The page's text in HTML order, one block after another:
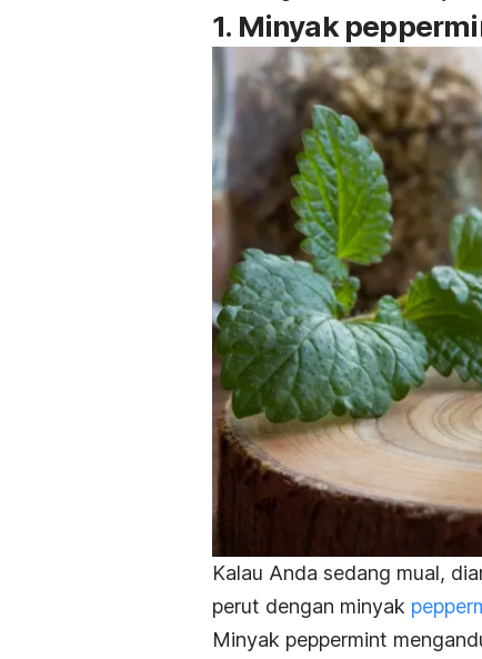
1. Minyak p
Kalau Anda sedang mual,
perut dengan minyak
Minyak peppermint